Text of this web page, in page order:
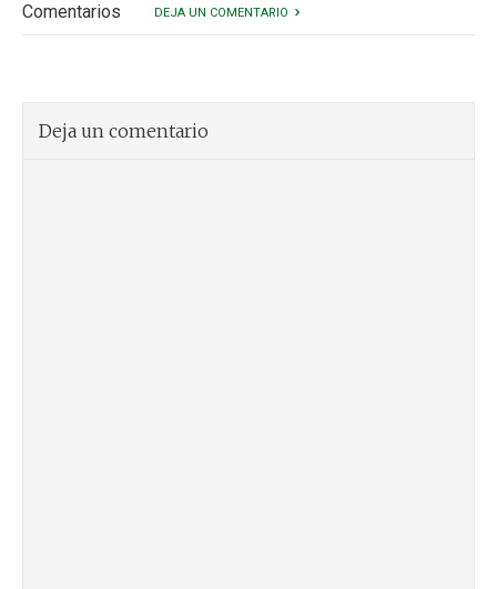
Comentarios DEJA UN COMENTARIO
Deja un comentario